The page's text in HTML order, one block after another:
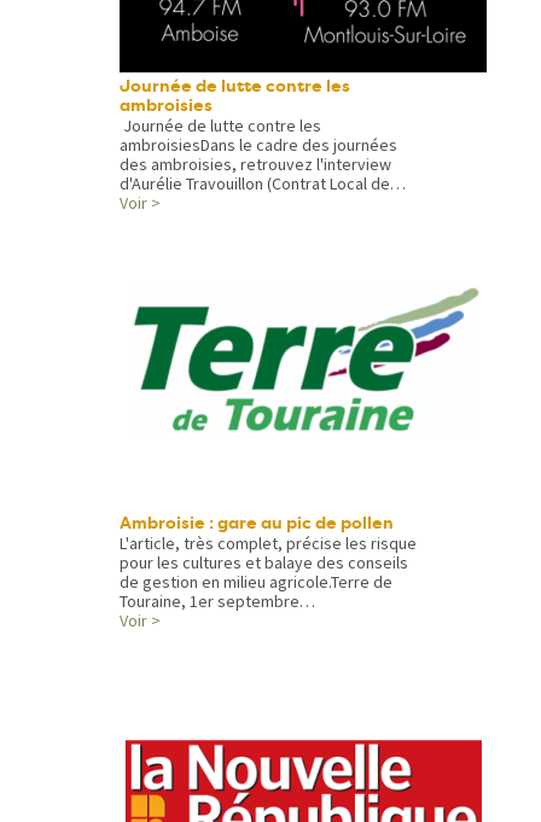
Journée de lutte contre les
ambroisies
Journée de lutte contre les
ambroisiesDans le cadre des journées
des ambroisies, retrouvez l'interview
d'Aurélie Travouillon (Contrat Local de…
Voir >
Ambroisie : gare au pic de pollen
L'article, très complet, précise les risque
pour les cultures et balaye des conseils
de gestion en milieu agricole.Terre de
Touraine, 1er septembre…
Voir >